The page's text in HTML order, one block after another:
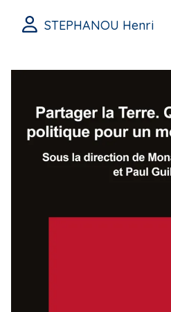
STEPHANOU Henri